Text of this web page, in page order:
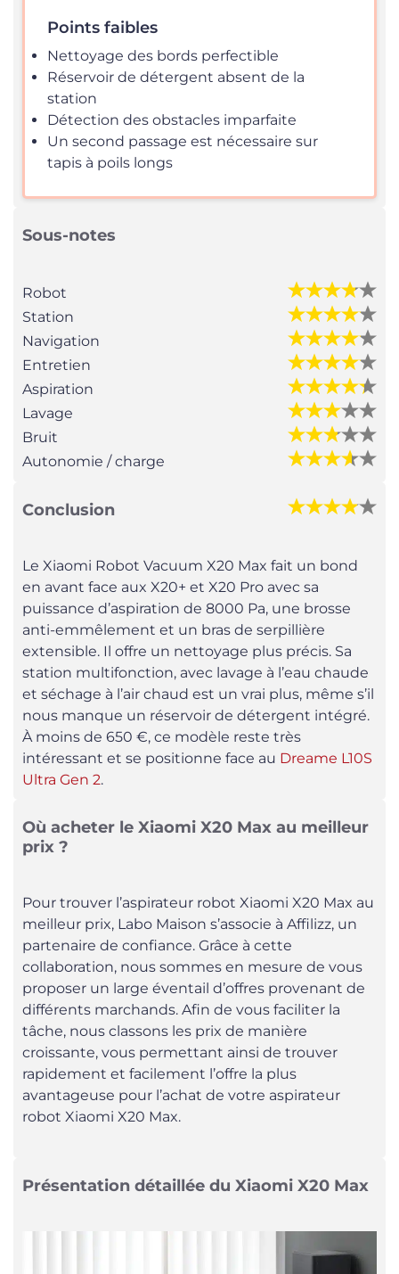
Points faibles
Nettoyage des bords perfectible
Réservoir de détergent absent de la
station
Détection des obstacles imparfaite
Un second passage est nécessaire sur
tapis à poils longs
Sous-notes
Robot
Station
Navigation
Entretien
Aspiration
Lavage
Bruit
Autonomie / charge
Conclusion
Le Xiaomi Robot Vacuum X20 Max fait un bond
en avant face aux X20+ et X20 Pro avec sa
puissance d’aspiration de 8000 Pa, une brosse
anti-emmêlement et un bras de serpillière
extensible. Il offre un nettoyage plus précis. Sa
station multifonction, avec lavage à l’eau chaude
et séchage à l’air chaud est un vrai plus, même s’il
nous manque un réservoir de détergent intégré.
À moins de 650 €, ce modèle reste très
intéressant et se positionne face au Dreame L10S
Ultra Gen 2.
Où acheter le Xiaomi X20 Max au meilleur
prix ?
Pour trouver l’aspirateur robot Xiaomi X20 Max au
meilleur prix, Labo Maison s’associe à Affilizz, un
partenaire de confiance. Grâce à cette
collaboration, nous sommes en mesure de vous
proposer un large éventail d’offres provenant de
différents marchands. Afin de vous faciliter la
tâche, nous classons les prix de manière
croissante, vous permettant ainsi de trouver
rapidement et facilement l’offre la plus
avantageuse pour l’achat de votre aspirateur
robot Xiaomi X20 Max.
Présentation détaillée du Xiaomi X20 Max